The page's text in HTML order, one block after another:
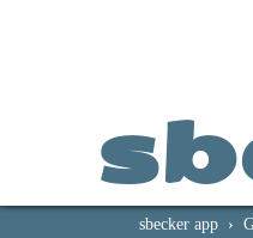
sbecker app